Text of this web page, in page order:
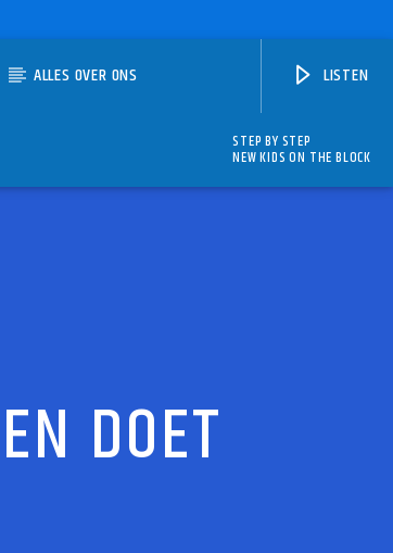
ALLES OVER ONS LISTEN
STEP BY STEP
NEW KIDS ON THE BLOCK
DOET